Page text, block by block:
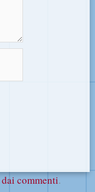
commenti.